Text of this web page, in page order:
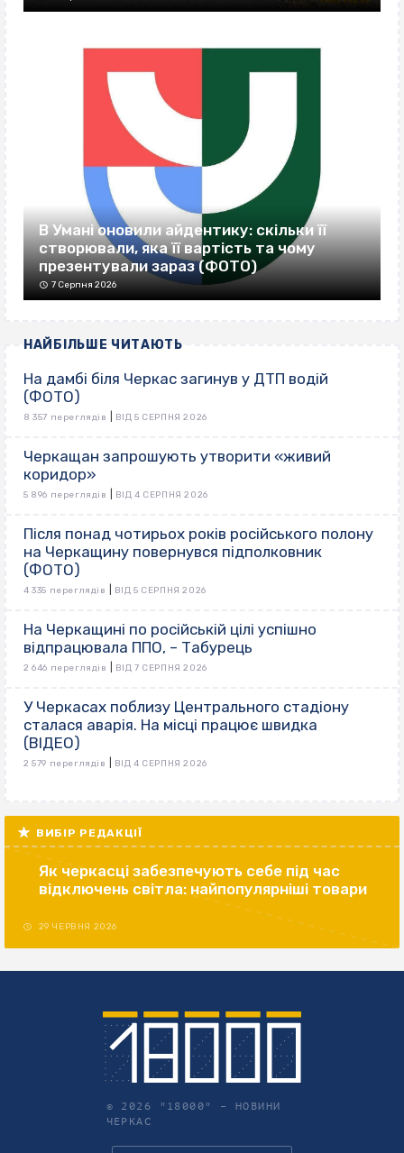
В Умані оновили айдентику: скільки її
створювали, яка її вартість та чому
презентували зараз (ФОТО)
7 Серпня 2026
НАЙБІЛЬШЕ ЧИТАЮТЬ
На дамбі біля Черкас загинув у ДТП водій
(ФОТО)
8 357 переглядів ВІД 5 СЕРПНЯ 2026
Черкащан запрошують утворити «живий
коридор»
5 896 переглядів ВІД 4 СЕРПНЯ 2026
Після понад чотирьох років російського полону
на Черкащину повернувся підполковник
(ФОТО)
4 335 переглядів ВІД 5 СЕРПНЯ 2026
На Черкащині по російській цілі успішно
відпрацювала ППО, – Табурець
2 646 переглядів ВІД 7 СЕРПНЯ 2026
У Черкасах поблизу Центрального стадіону
сталася аварія. На місці працює швидка
(ВІДЕО)
2 579 переглядів ВІД 4 СЕРПНЯ 2026
ВИБІР РЕДАКЦІЇ
Як черкасці забезпечують себе під час
відключень світла: найпопулярніші товари
29 ЧЕРВНЯ 2026
© 2026 "18000" – НОВИНИ
ЧЕРКАС